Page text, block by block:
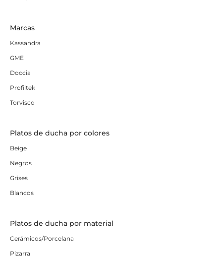
Marcas
Kassandra
GME
Doccia
Profiltek
Torvisco
Platos de ducha por colores
Beige
Negros
Grises
Blancos
Platos de ducha por material
Cerámicos/Porcelana
Pizarra